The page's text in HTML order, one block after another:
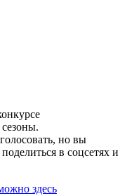
но вы
в соцсетях и
здесь